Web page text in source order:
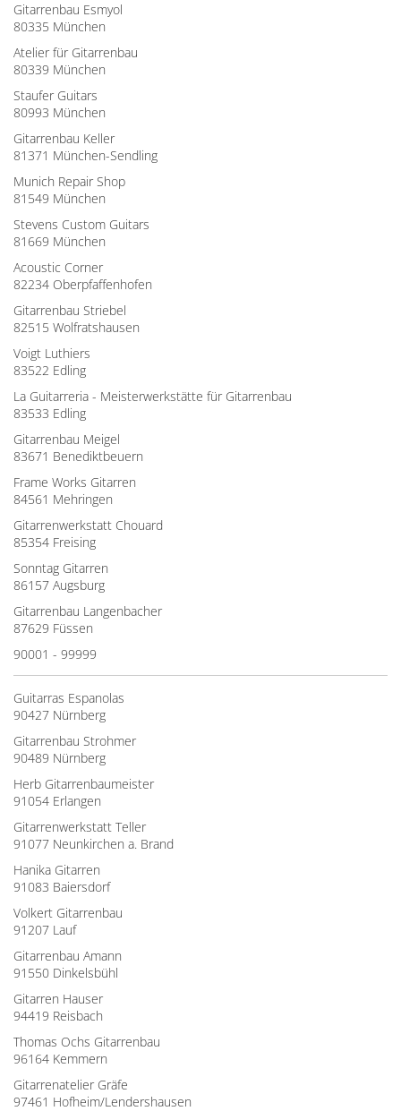
Gitarrenbau Esmyol
80335 München
Atelier für Gitarrenbau
80339 München
Staufer Guitars
80993 München
Gitarrenbau Keller
81371 München-Sendling
Munich Repair Shop
81549 München
Stevens Custom Guitars
81669 München
Acoustic Corner
82234 Oberpfaffenhofen
Gitarrenbau Striebel
82515 Wolfratshausen
Voigt Luthiers
83522 Edling
La Guitarreria - Meisterwerkstätte für Gitarrenbau
83533 Edling
Gitarrenbau Meigel
83671 Benediktbeuern
Frame Works Gitarren
84561 Mehringen
Gitarrenwerkstatt Chouard
85354 Freising
Sonntag Gitarren
86157 Augsburg
Gitarrenbau Langenbacher
87629 Füssen
90001 - 99999
Guitarras Espanolas
90427 Nürnberg
Gitarrenbau Strohmer
90489 Nürnberg
Herb Gitarrenbaumeister
91054 Erlangen
Gitarrenwerkstatt Teller
91077 Neunkirchen a. Brand
Hanika Gitarren
91083 Baiersdorf
Volkert Gitarrenbau
91207 Lauf
Gitarrenbau Amann
91550 Dinkelsbühl
Gitarren Hauser
94419 Reisbach
Thomas Ochs Gitarrenbau
96164 Kemmern
Gitarrenatelier Gräfe
97461 Hofheim/Lendershausen